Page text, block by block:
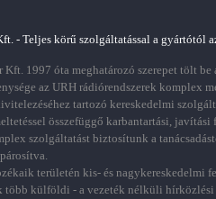
- Teljes körű szolgáltatással a gyártótól
Kft. 1997 óta meghatározó szerepet tölt
az URH rádiórendszerek komplex
tartozó kereskedelmi
összefüggő karbantartási, javítási
szolgáltatást biztosítunk a
területén kis- és nagykereskedelmi
külföldi - a vezeték nélküli hírközlési